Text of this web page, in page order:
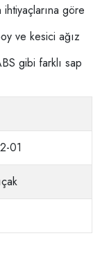
ihtiyaçlarına göre
ve kesici ağız
gibi farklı sap
01